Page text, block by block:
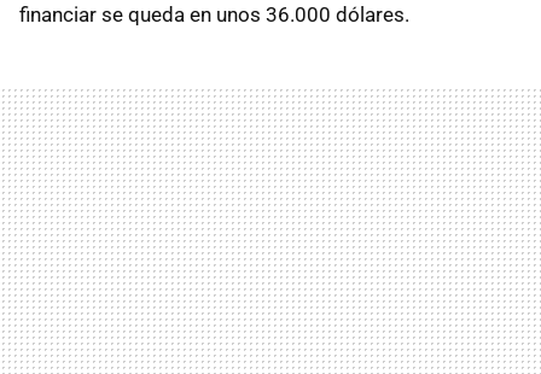
financiar se queda en unos 36.000 dólares.